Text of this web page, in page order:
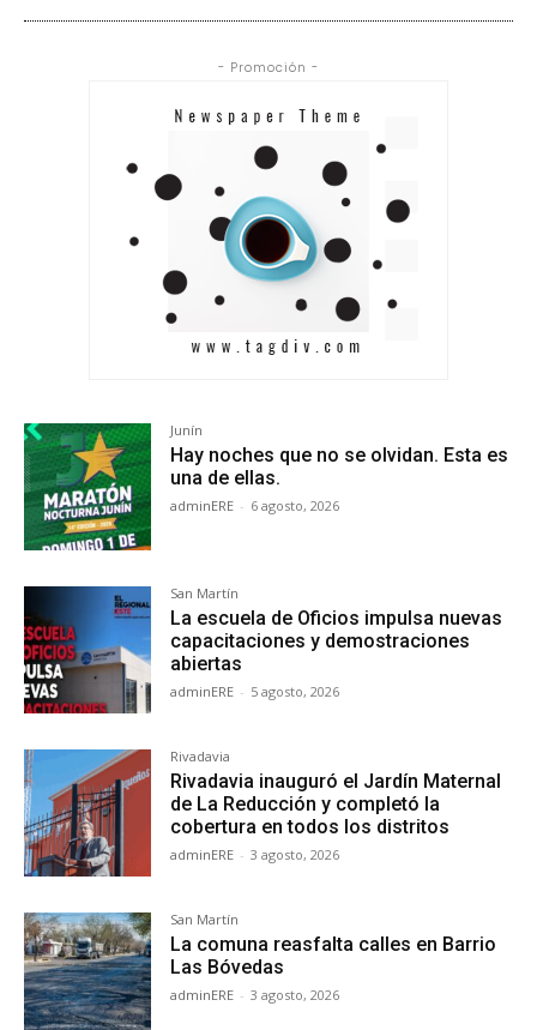
- Promoción -
Junín
Hay noches que no se olvidan. Esta es
una de ellas.
adminERE - 6 agosto, 2026
San Martín
La escuela de Oficios impulsa nuevas
capacitaciones y demostraciones
abiertas
adminERE - 5 agosto, 2026
Rivadavia
Rivadavia inauguró el Jardín Maternal
de La Reducción y completó la
cobertura en todos los distritos
adminERE - 3 agosto, 2026
San Martín
La comuna reasfalta calles en Barrio
Las Bóvedas
adminERE - 3 agosto, 2026